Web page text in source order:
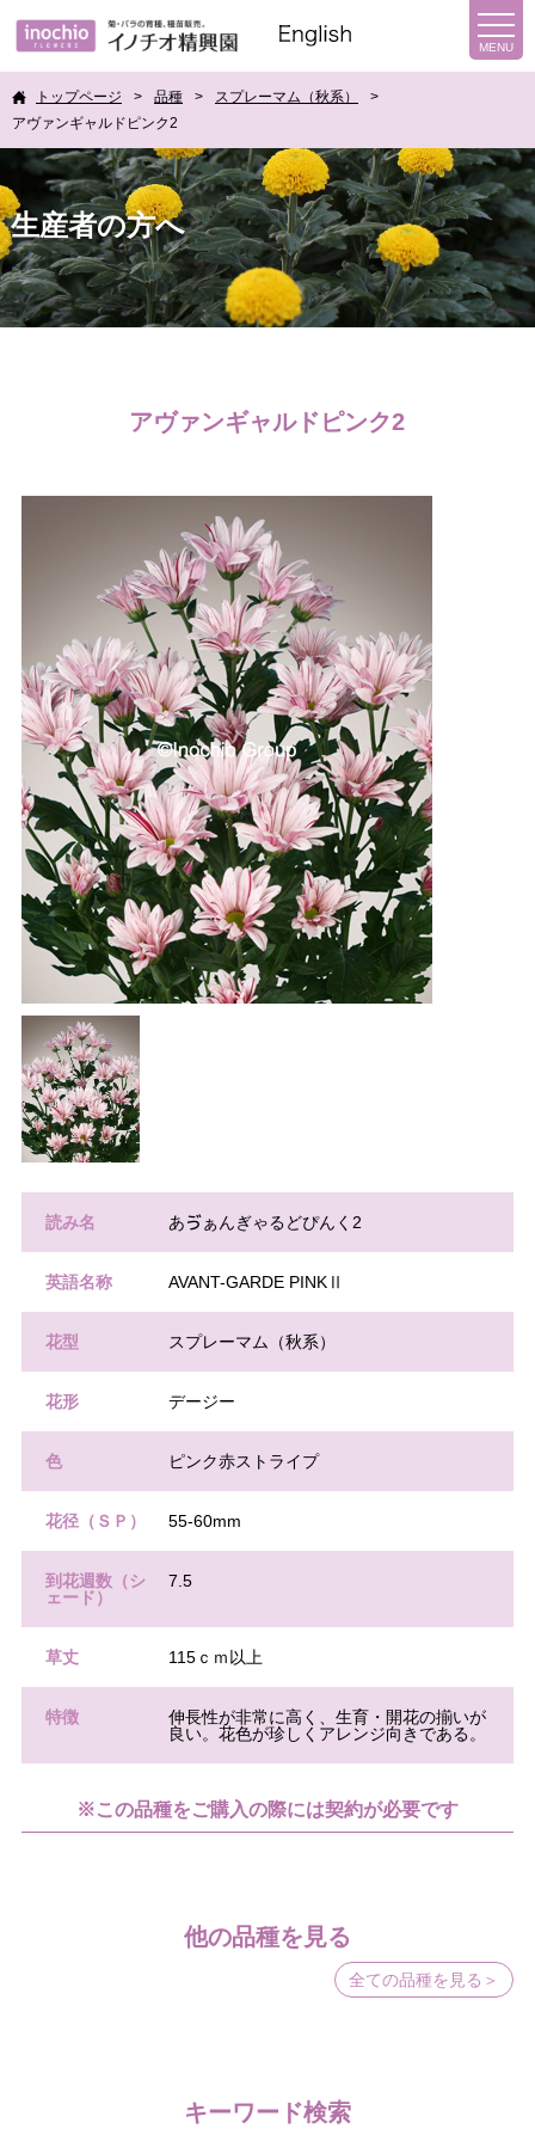
トップページ 品種
スプレーマム（秋系）
アヴァンギャルドピンク2
生産者の方へ
アヴァンギャルドピンク2
読み名 あゔぁんぎゃるどぴんく2
英語名称 AVANT-GARDE PINKⅡ
花型 スプレーマム（秋系）
花形 デージー
色 ピンク赤ストライプ
花径（ＳＰ） 55-60mm
到花週数（シ
ェード）
7.5
草丈 115ｃｍ以上
特徴
伸長性が非常に高く、生育・開花の揃いが
良い。花色が珍しくアレンジ向きである。
※この品種をご購入の際には契約が必要です
他の品種を見る
全ての品種を見る＞
キーワード検索